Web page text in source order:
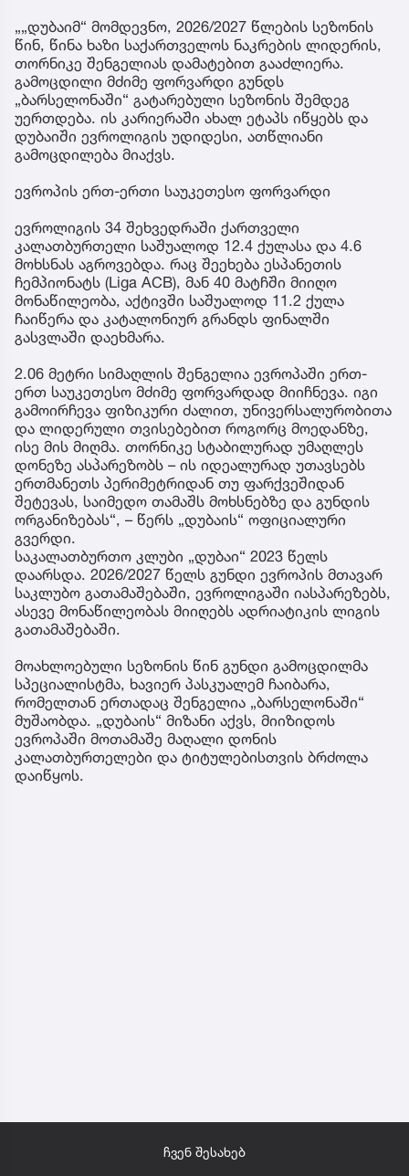
„„დუბაიმ“ მომდევნო, 2026/2027 წლების სეზონის
წინ, წინა ხაზი საქართველოს ნაკრების ლიდერის,
თორნიკე შენგელიას დამატებით გააძლიერა.
გამოცდილი მძიმე ფორვარდი გუნდს
„ბარსელონაში“ გატარებული სეზონის შემდეგ
უერთდება. ის კარიერაში ახალ ეტაპს იწყებს და
დუბაიში ევროლიგის უდიდესი, ათწლიანი
გამოცდილება მიაქვს.
ევროპის ერთ-ერთი საუკეთესო ფორვარდი
ევროლიგის 34 შეხვედრაში ქართველი
კალათბურთელი საშუალოდ 12.4 ქულასა და 4.6
მოხსნას აგროვებდა. რაც შეეხება ესპანეთის
ჩემპიონატს (Liga ACB), მან 40 მატჩში მიიღო
მონაწილეობა, აქტივში საშუალოდ 11.2 ქულა
ჩაიწერა და კატალონიურ გრანდს ფინალში
გასვლაში დაეხმარა.
2.06 მეტრი სიმაღლის შენგელია ევროპაში ერთ-
ერთ საუკეთესო მძიმე ფორვარდად მიიჩნევა. იგი
გამოირჩევა ფიზიკური ძალით, უნივერსალურობითა
და ლიდერული თვისებებით როგორც მოედანზე,
ისე მის მიღმა. თორნიკე სტაბილურად უმაღლეს
დონეზე ასპარეზობს – ის იდეალურად უთავსებს
ერთმანეთს პერიმეტრიდან თუ ფარქვეშიდან
შეტევას, საიმედო თამაშს მოხსნებზე და გუნდის
ორგანიზებას“, – წერს „დუბაის“ ოფიციალური
გვერდი.
საკალათბურთო კლუბი „დუბაი“ 2023 წელს
დაარსდა. 2026/2027 წელს გუნდი ევროპის მთავარ
საკლუბო გათამაშებაში, ევროლიგაში იასპარეზებს,
ასევე მონაწილეობას მიიღებს ადრიატიკის ლიგის
გათამაშებაში.
მოახლოებული სეზონის წინ გუნდი გამოცდილმა
სპეციალისტმა, ხავიერ პასკუალემ ჩაიბარა,
რომელთან ერთადაც შენგელია „ბარსელონაში“
მუშაობდა. „დუბაის“ მიზანი აქვს, მიიზიდოს
ევროპაში მოთამაშე მაღალი დონის
კალათბურთელები და ტიტულებისთვის ბრძოლა
დაიწყოს.
ჩვენ შესახებ